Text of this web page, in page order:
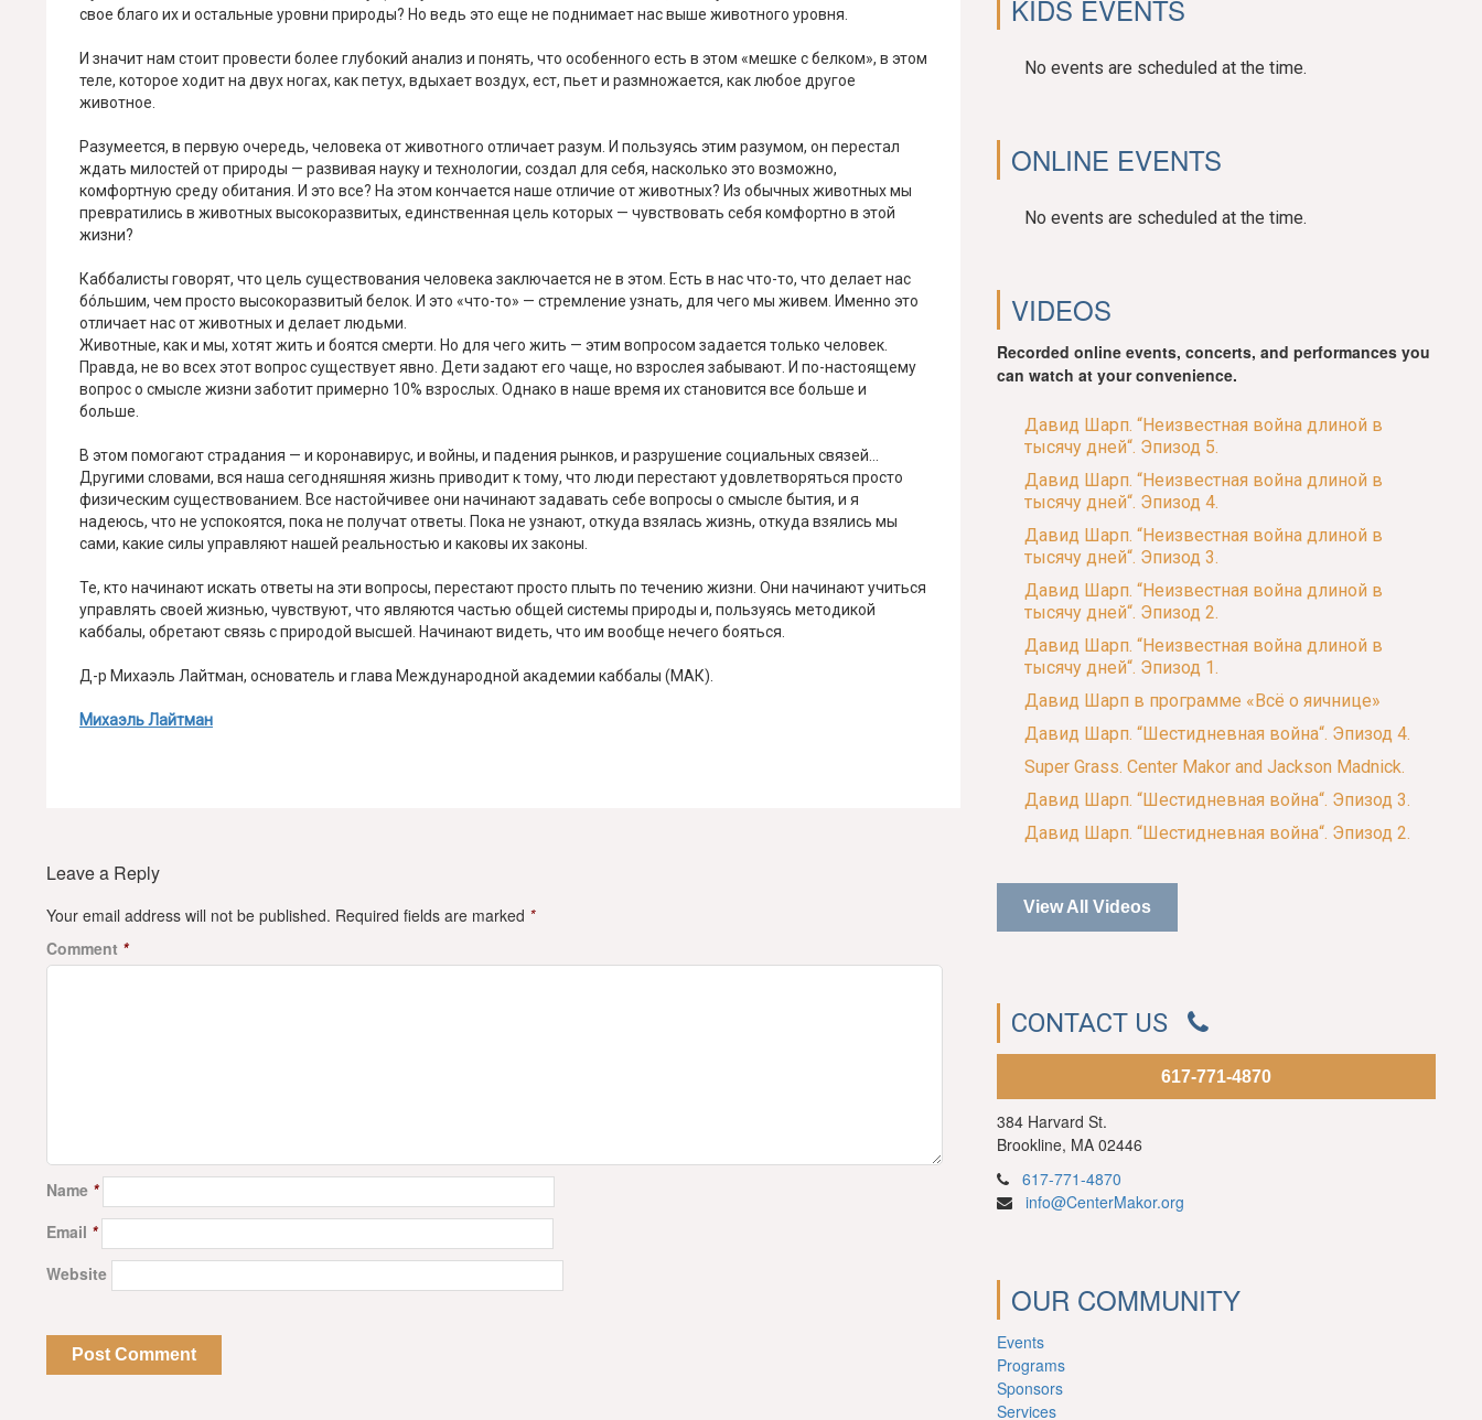
свое благо их и остальные уровни природы? Но ведь это еще не поднимает нас выше животного уровня.
И значит нам стоит провести более глубокий анализ и понять, что особенного есть в этом «мешке с белком», в этом
теле, которое ходит на двух ногах, как петух, вдыхает воздух, ест, пьет и размножается, как любое другое
животное.
Разумеется, в первую очередь, человека от животного отличает разум. И пользуясь этим разумом, он перестал
ждать милостей от природы — развивая науку и технологии, создал для себя, насколько это возможно,
комфортную среду обитания. И это все? На этом кончается наше отличие от животных? Из обычных животных мы
превратились в животных высокоразвитых, единственная цель которых — чувствовать себя комфортно в этой
жизни?
Каббалисты говорят, что цель существования человека заключается не в этом. Есть в нас что-то, что делает нас
бóльшим, чем просто высокоразвитый белок. И это «что-то» — стремление узнать, для чего мы живем. Именно это
отличает нас от животных и делает людьми.
Животные, как и мы, хотят жить и боятся смерти. Но для чего жить — этим вопросом задается только человек.
Правда, не во всех этот вопрос существует явно. Дети задают его чаще, но взрослея забывают. И по-настоящему
вопрос о смысле жизни заботит примерно 10% взрослых. Однако в наше время их становится все больше и
больше.
В этом помогают страдания — и коронавирус, и войны, и падения рынков, и разрушение социальных связей…
Другими словами, вся наша сегодняшняя жизнь приводит к тому, что люди перестают удовлетворяться просто
физическим существованием. Все настойчивее они начинают задавать себе вопросы о смысле бытия, и я
надеюсь, что не успокоятся, пока не получат ответы. Пока не узнают, откуда взялась жизнь, откуда взялись мы
сами, какие силы управляют нашей реальностью и каковы их законы.
Те, кто начинают искать ответы на эти вопросы, перестают просто плыть по течению жизни. Они начинают учиться
управлять своей жизнью, чувствуют, что являются частью общей системы природы и, пользуясь методикой
каббалы, обретают связь с природой высшей. Начинают видеть, что им вообще нечего бояться.
Д-р Михаэль Лайтман, основатель и глава Международной академии каббалы (МАК).
Михаэль Лайтман
Leave a Reply
Your email address will not be published. Required fields are marked *
Comment *
Name *
Email *
Website
KIDS EVENTS
No events are scheduled at the time.
ONLINE EVENTS
No events are scheduled at the time.
VIDEOS
Recorded online events, concerts, and performances you
can watch at your convenience.
Давид Шарп. “Неизвестная война длиной в
тысячу дней“. Эпизод 5.
Давид Шарп. “Неизвестная война длиной в
тысячу дней“. Эпизод 4.
Давид Шарп. “Неизвестная война длиной в
тысячу дней“. Эпизод 3.
Давид Шарп. “Неизвестная война длиной в
тысячу дней“. Эпизод 2.
Давид Шарп. “Неизвестная война длиной в
тысячу дней“. Эпизод 1.
Давид Шарп в программе «Всё о яичнице»
Давид Шарп. “Шестидневная война“. Эпизод 4.
Super Grass. Center Makor and Jackson Madnick.
Давид Шарп. “Шестидневная война“. Эпизод 3.
Давид Шарп. “Шестидневная война“. Эпизод 2.
View All Videos
CONTACT US
617-771-4870
384 Harvard St.
Brookline, MA 02446
617-771-4870
info@CenterMakor.org
OUR COMMUNITY
Events
Programs
Sponsors
Services